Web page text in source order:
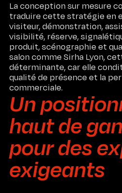
La conception sur mesure
traduire cette stratégie en
visiteur, démonstration,
visibilité, réserve,
produit, scénographie et
salon comme Sirha Lyon,
déterminante, car elle
qualité de présence et la
commerciale.
Un
haut de
pour des
exigeants